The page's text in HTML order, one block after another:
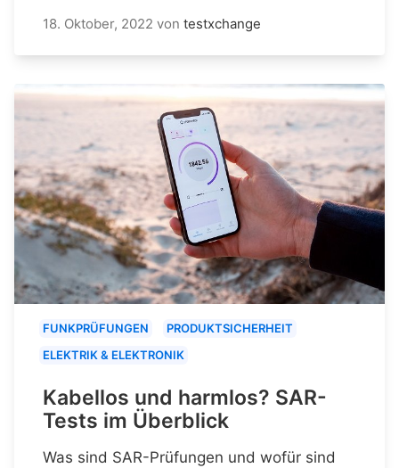
18. Oktober, 2022 von testxchange
FUNKPRÜFUNGEN
PRODUKTSICHERHEIT
ELEKTRIK & ELEKTRONIK
Kabellos und harmlos? SAR-
Tests im Überblick
Was sind SAR-Prüfungen und wofür sind